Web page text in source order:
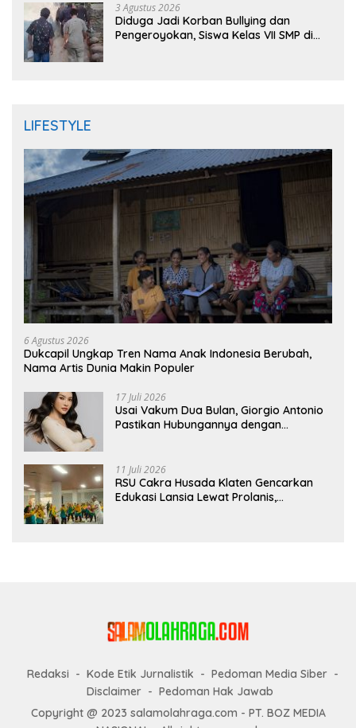
3 Agustus 2026
Diduga Jadi Korban Bullying dan
Pengeroyokan, Siswa Kelas VII SMP di
LIFESTYLE
6 Agustus 2026
Dukcapil Ungkap Tren Nama Anak Indonesia Berubah,
Nama Artis Dunia Makin Populer
17 Juli 2026
Usai Vakum Dua Bulan, Giorgio Antonio
Pastikan Hubungannya dengan
11 Juli 2026
RSU Cakra Husada Klaten Gencarkan
Edukasi Lansia Lewat Prolanis,
Redaksi Kode Etik Jurnalistik
Pedoman Media Siber
Disclaimer
Pedoman Hak Jawab
Copyright @ 2023 salamolahraga.com - PT. BOZ MEDIA